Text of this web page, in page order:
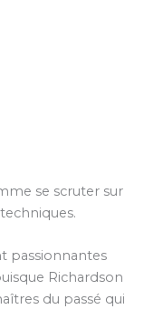
se scruter sur
passionnantes
Richardson
du passé qui